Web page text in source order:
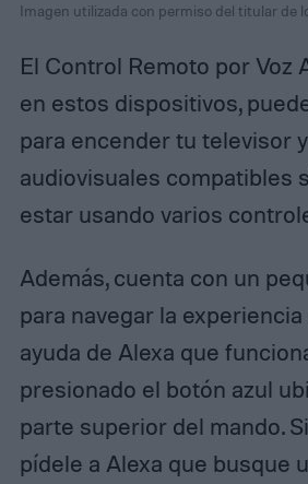
Imagen utilizada con permiso del titular de
El Control Remoto por Voz
en estos dispositivos,
para encender tu televisor
audiovisuales compatibles
estar usando varios
Además, cuenta con un
para navegar la
ayuda de Alexa que
presionado el botón azul
parte superior del mando.
pídele a Alexa que busque